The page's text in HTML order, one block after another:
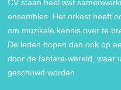
CV staan heel wat
ensembles. Het orkest heeft
om muzikale kennis over te
De leden hopen dan ook op
door de fanfare-wereld, waar
geschuwd worden.